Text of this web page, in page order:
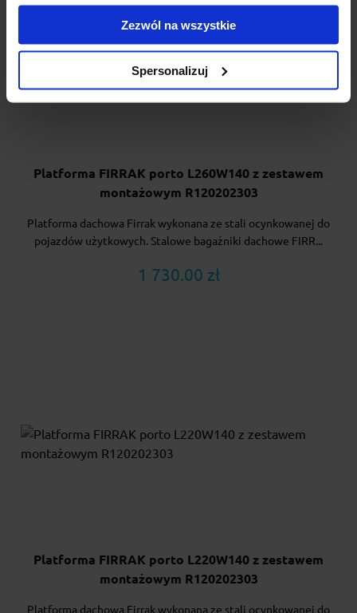
Zezwól na wszystkie
Spersonalizuj
Platforma FIRRAK porto L260W140 z zestawem
montażowym R120202303
Platforma dachowa Firrak wykonana ze stali ocynkowanej do
pojazdów użytkowych. Stalowe bagażniki dachowe FIRR...
1 730.00 zł
Platforma FIRRAK porto L220W140 z zestawem
montażowym R120202303
Platforma dachowa Firrak wykonana ze stali ocynkowanej do